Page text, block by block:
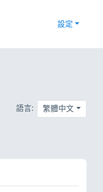
設定
語言: 繁體中文